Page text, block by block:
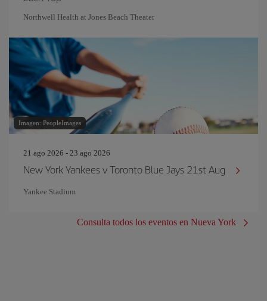
Northwell Health at Jones Beach Theater
Imagen: PeopleImages
21 ago 2026 - 23 ago 2026
New York Yankees v Toronto Blue Jays 21st Aug
Yankee Stadium
Consulta todos los eventos en Nueva York